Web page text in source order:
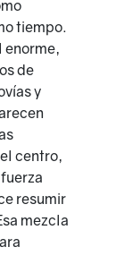
tiempo.
enorme,
de
y
centro,
resumir
mezcla